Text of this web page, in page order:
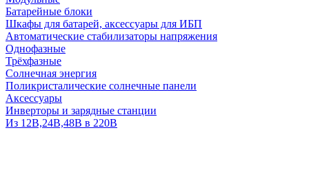
Батарейные блоки
Шкафы для батарей, аксессуары для ИБП
Автоматические стабилизаторы напряжения
Однофазные
Трёхфазные
Солнечная энергия
Поликристалические солнечные панели
Аксессуары
Инверторы и зарядные станции
Из 12В,24В,48В в 220В